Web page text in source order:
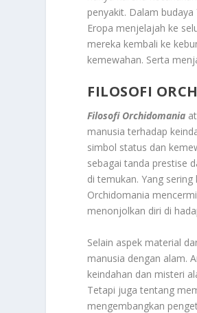
penyakit. Dalam
Eropa menjelajah ke
mereka kembali ke
kemewahan. Serta
FILOSOFI
Filosofi Orchidomania
manusia terhadap
simbol status dan
sebagai tanda prestise
di temukan. Yang
Orchidomania
menonjolkan diri di
Selain aspek material
manusia dengan alam.
keindahan dan misteri
Tetapi juga tentang
mengembangkan